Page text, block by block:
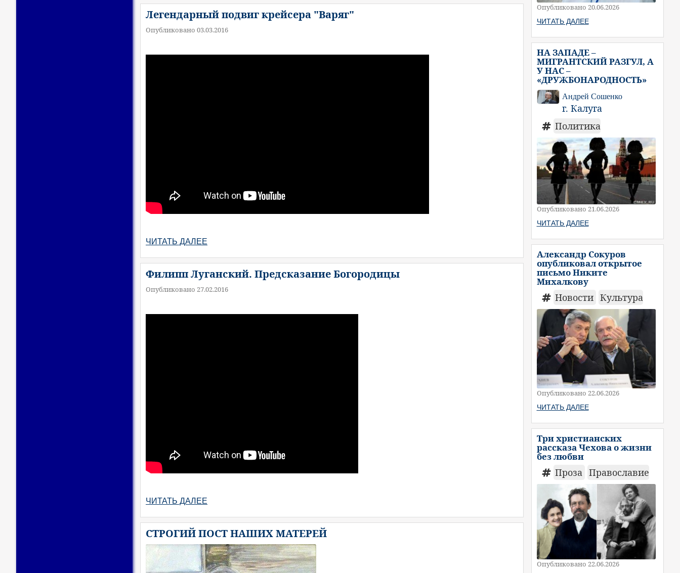
Легендарный подвиг крейсера "Варяг"
Опубликовано 03.03.2016
ЧИТАТЬ ДАЛЕЕ
Филипп Луганский. Предсказание Богородицы
Опубликовано 27.02.2016
ЧИТАТЬ ДАЛЕЕ
СТРОГИЙ ПОСТ НАШИХ МАТЕРЕЙ
Опубликовано 20.06.2026
ЧИТАТЬ ДАЛЕЕ
НА ЗАПАДЕ –
МИГРАНТСКИЙ РАЗГУЛ, А
У НАС –
«ДРУЖБОНАРОДНОСТЬ»
Андрей Сошенко
г. Калуга
Политика
Опубликовано 21.06.2026
ЧИТАТЬ ДАЛЕЕ
Александр Сокуров
опубликовал открытое
письмо Никите
Михалкову
Новости Культура
Опубликовано 22.06.2026
ЧИТАТЬ ДАЛЕЕ
Три христианских
рассказа Чехова о жизни
без любви
Проза Православие
Опубликовано 22.06.2026